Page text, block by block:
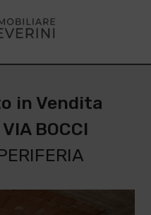
in Vendita
BOCCI